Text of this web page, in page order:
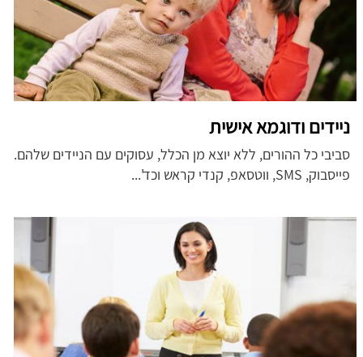
ניידים ודוגמא אישית
סביבי כל ההורים, ללא יוצא מן הכלל, עסוקים עם הניידים שלהם.
פייסבוק, SMS, ווטסאפ, קנדי קראש וכד'...